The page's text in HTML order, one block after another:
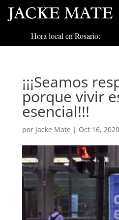
Hora local en Rosario:
¡¡¡Seamos
porque vivir
esencial!!!
por Jacke Mate | Oct 16, 2020